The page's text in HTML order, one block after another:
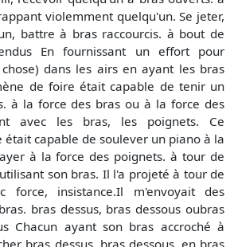
violemment quelqu'un. Se jeter,
battre à bras raccourcis. à bout de
En fournissant un effort pour
dans les airs en ayant les bras
de foire était capable de tenir un
à la force des bras ou à la force des
avec les bras, les poignets. Ce
capable de soulever un piano à la
à la force des poignets. à tour de
son bras. Il l'a projeté à tour de
force, insistance.Il m'envoyait des
bras dessus, bras dessous oubras
Chacun ayant son bras accroché à
bras dessus, bras dessous. en bras